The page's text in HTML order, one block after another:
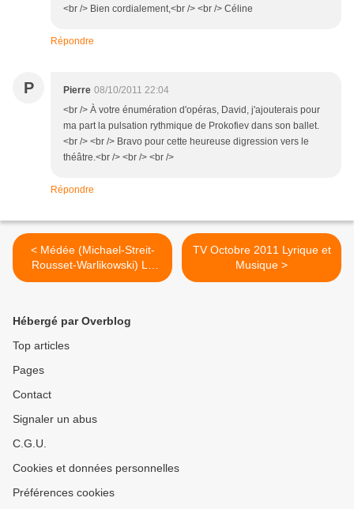
<br /> Bien cordialement,<br /> <br /> Céline
Répondre
P Pierre 08/10/2011 22:04
<br /> À votre énumération d'opéras, David, j'ajouterais pour
ma part la pulsation rythmique de Prokofiev dans son ballet.
<br /> <br /> Bravo pour cette heureuse digression vers le
théâtre.<br /> <br /> <br />
Répondre
< Médée (Michael-Streit-
Rousset-Warlikowski) La
Monnaie
TV Octobre 2011 Lyrique et
Musique >
Hébergé par Overblog
Top articles
Pages
Contact
Signaler un abus
C.G.U.
Cookies et données personnelles
Préférences cookies